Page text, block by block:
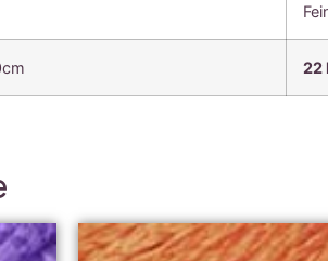
22